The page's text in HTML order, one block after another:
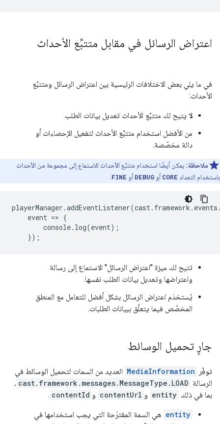
اعتراض الرسائل في مقابل متتبِّع الأحداث
في ما يلي بعض الاختلافات الرئيسية بين اعتراض الرسائل ومتتبِّع
الأحداث:
لا يتيح لك متتبِّع الأحداث تعديل بيانات الطلب.
من الأفضل استخدام متتبِّع الأحداث لتفعيل الإحصاءات أو
دالة مخصّصة.
ملاحظة: يمكن أيضًا استخدام متتبِّع الأحداث للاستماع إلى مجموعة من الأحداث
باستخدام التعداد CORE أو DEBUG أو FINE
playerManager .addEventListener(cast. framework . events
event => {
console. log(event);
});
تتيح لك ميزة "اعتراض الرسائل" الاستماع إلى رسالة
واعتراضها وتعديل بيانات الطلب نفسها.
يُستخدَم اعتراض الرسائل بشكل أفضل للتعامل مع المنطق
المخصّص فيما يتعلّق ببيانات الطلبات.
جارٍ تحميل الوسائط
توفّر MediaInformation العديد من السمات لتحميل الوسائط في
الرسالة cast.framework.messages.MessageType.LOAD ،
بما في ذلك entity و contentUrl و contentId
.
entity هي السمة المقترَحة التي يجب استخدامها في